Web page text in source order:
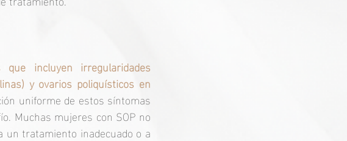
incluyen irregularidades
y ovarios poliquísticos en
uniforme de estos síntomas
Muchas mujeres con SOP no
un tratamiento inadecuado o a